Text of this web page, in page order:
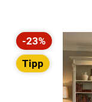
Rabatt
-23%
Tipp